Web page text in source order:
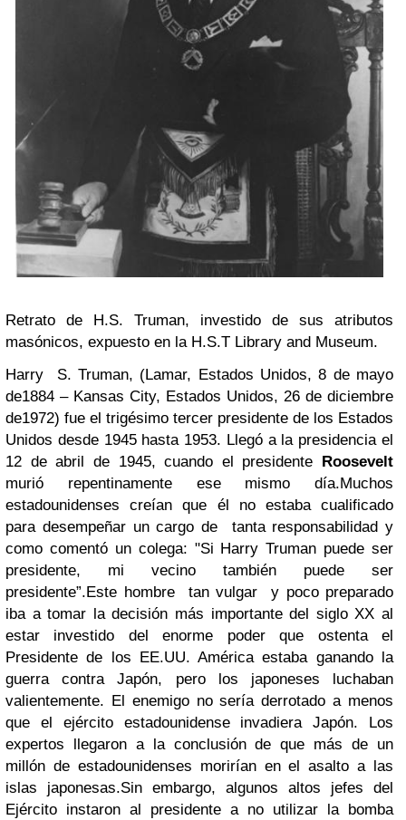
Retrato de H.S. Truman, investido de sus atributos
masónicos, expuesto en la H.S.T Library and Museum.
Harry S. Truman, (Lamar, Estados Unidos, 8 de mayo
de1884 – Kansas City, Estados Unidos, 26 de diciembre
de1972) fue el trigésimo tercer presidente de los Estados
Unidos desde 1945 hasta 1953. Llegó a la presidencia el
12 de abril de 1945, cuando el presidente
Roosevelt
murió repentinamente ese mismo día.Muchos
estadounidenses creían que él no estaba cualificado
para desempeñar un cargo de tanta responsabilidad y
como comentó un colega: "Si Harry Truman puede ser
presidente, mi vecino también puede ser
presidente”. Este hombre tan vulgar y poco preparado
iba a tomar la decisión más importante del siglo XX al
estar investido del enorme poder que ostenta el
Presidente de los EE.UU. América estaba ganando la
guerra contra Japón, pero los japoneses luchaban
valientemente. El enemigo no sería derrotado a menos
que el ejército estadounidense invadiera Japón. Los
expertos llegaron a la conclusión de que más de un
millón de estadounidenses morirían en el asalto a las
islas japonesas.Sin embargo, algunos altos jefes del
Ejército instaron al presidente a no utilizar la bomba